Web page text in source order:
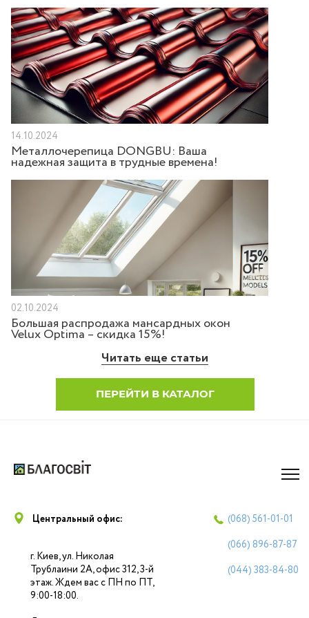
14.10.2024
Металлочерепица DONGBU: Ваша
надежная защита в трудные времена!
02.10.2024
Большая распродажа мансардных окон
Velux Optima – скидка 15%!
Читать еще статьи
ПЕРЕЙТИ В КАТАЛОГ
Центральный офис:
г. Киев, ул. Николая
Трублаини 2А, офис 312, 3-й
этаж. Ждем вас с ПН по ПТ,
9:00-18:00.
(068) 561-01-01
(066) 896-87-87
(044) 383-84-80